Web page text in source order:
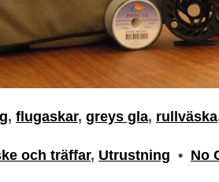
, flugaskar, greys gla, rullväska
och träffar, Utrustning • No